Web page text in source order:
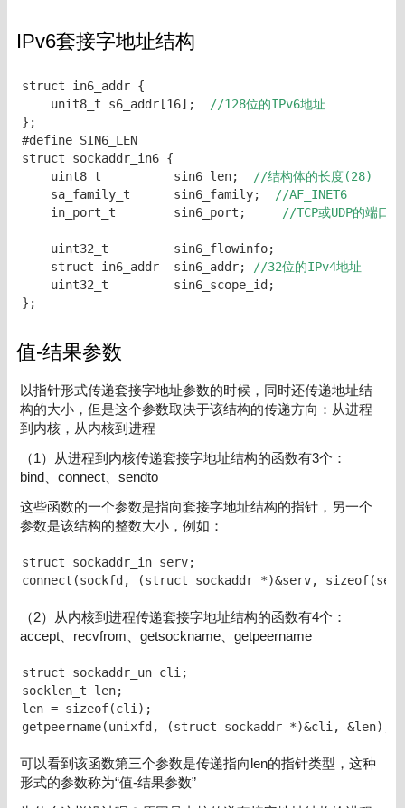
IPv6套接字地址结构
struct in6_addr {
unit8_t s6_addr[16];
//128位的IPv6地址
};
#define SIN6_LEN
struct sockaddr_in6 {
uint8_t          sin6_len;
//结构体的长度(28)
sa_family_t      sin6_family;
//AF_INET6
in_port_t        sin6_port;
//TCP或UDP的端口号
uint32_t         sin6_flowinfo;
struct in6_addr  sin6_addr;
//32位的IPv4地址
uint32_t         sin6_scope_id;
值-结果参数
以指针形式传递套接字地址参数的时候，同时还传递地址结
构的大小，但是这个参数取决于该结构的传递方向：从进程
到内核，从内核到进程
（1）从进程到内核传递套接字地址结构的函数有3个：
bind、connect、sendto
这些函数的一个参数是指向套接字地址结构的指针，另一个
参数是该结构的整数大小，例如：
struct sockaddr_in serv;
connect(sockfd, (struct sockaddr *)&serv,
（2）从内核到进程传递套接字地址结构的函数有4个：
accept、recvfrom、getsockname、getpeername
struct sockaddr_un cli;
socklen_t len;
len = sizeof(cli);
getpeername(unixfd, (struct sockaddr *)&cli, &len);
可以看到该函数第三个参数是传递指向len的指针类型，这种
形式的参数称为“值-结果参数”